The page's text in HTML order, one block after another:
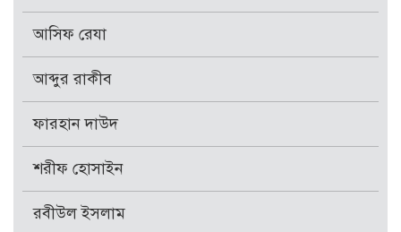
আসিফ রেযা
আব্দুর রাকীব
ফারহান দাউদ
শরীফ হোসাইন
রবীউল ইসলাম